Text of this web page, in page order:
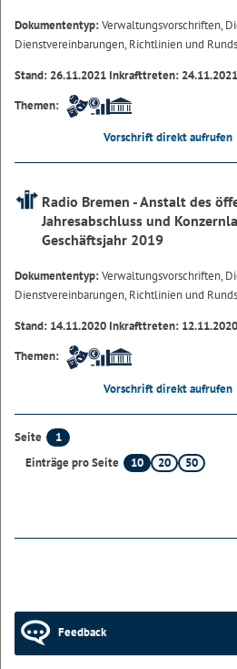
Dokumententyp:Verwaltungsvorschriften,
Dienstvereinbarungen, Richtlinien und
Stand: 26.11.2021 Inkrafttreten: 24.11.2021
Themen:
Vorschrift direkt aufrufen
Radio Bremen - Anstalt des
Jahresabschluss und
Geschäftsjahr 2019
Dokumententyp:Verwaltungsvorschriften,
Dienstvereinbarungen, Richtlinien und
Stand: 14.11.2020 Inkrafttreten: 12.11.2020
Themen:
Vorschrift direkt aufrufen
Seite
1
Einträge pro Seite
10 20 50
Feedback